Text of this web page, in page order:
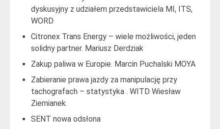
dyskusyjny z udziałem przedstawiciela MI, ITS,
WORD
Citronex Trans Energy – wiele możliwości, jeden
solidny partner. Mariusz Derdziak
Zakup paliwa w Europie. Marcin Puchalski MOYA
Zabieranie prawa jazdy za manipulację przy
tachografach – statystyka . WITD Wiesław
Ziemianek.
SENT nowa odsłona